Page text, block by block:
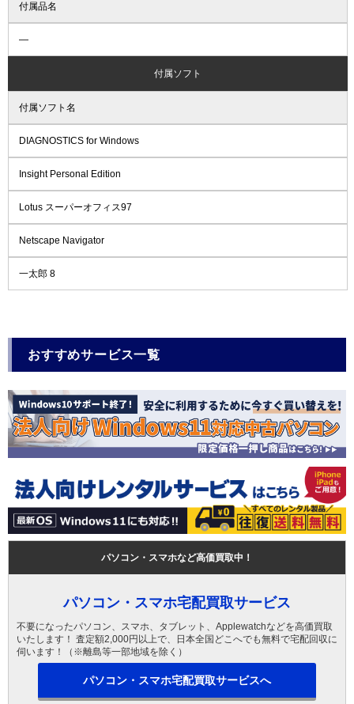
付属品名
―
付属ソフト
付属ソフト名
DIAGNOSTICS for Windows
Insight Personal Edition
Lotus スーパーオフィス97
Netscape Navigator
一太郎 8
おすすめサービス一覧
パソコン・スマホなど高価買取中！
パソコン・スマホ宅配買取サービス
不要になったパソコン、スマホ、タブレット、Applewatchなどを高価買取
いたします！ 査定額2,000円以上で、日本全国どこへでも無料で宅配回収に
伺います！（※離島等一部地域を除く）
パソコン・スマホ宅配買取サービスへ